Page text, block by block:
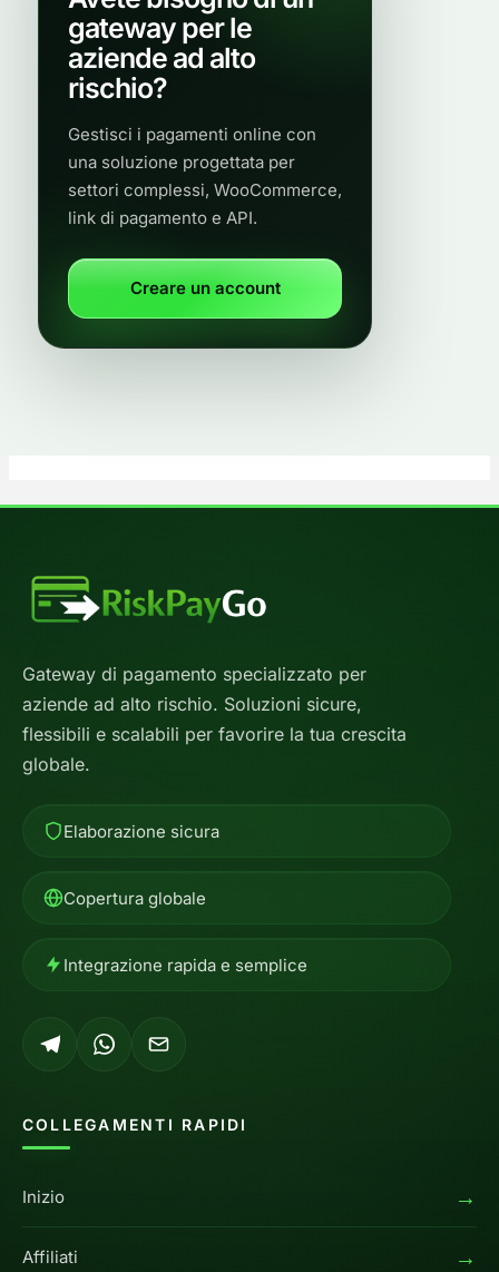
gateway per le
aziende ad alto
rischio?
Gestisci i pagamenti online con
una soluzione progettata per
settori complessi, WooCommerce,
link di pagamento e API.
Creare un account
Gateway di pagamento specializzato per
aziende ad alto rischio. Soluzioni sicure,
flessibili e scalabili per favorire la tua crescita
globale.
Elaborazione sicura
Copertura globale
Integrazione rapida e semplice
COLLEGAMENTI RAPIDI
Inizio →
Affiliati →